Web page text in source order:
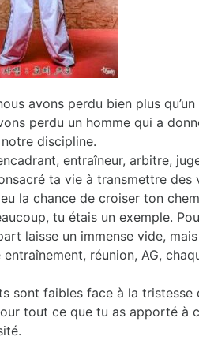
avons perdu bien plus
perdu un homme qui a
discipline.
entraîneur, arbitre,
ta vie à transmettre
la chance de croiser ton
tu étais un exemple.
laisse un immense vide,
entraînement, réunion, AG,
sont faibles face à la tristesse
tout ce que tu as apporté à